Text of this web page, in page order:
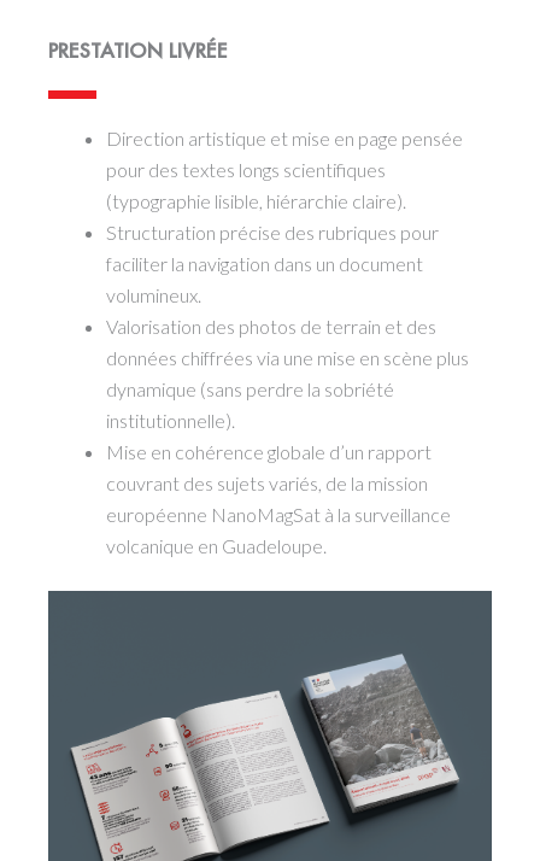
PRESTATION LIVRÉE
Direction artistique et mise en page pensée
pour des textes longs scientifiques
(typographie lisible, hiérarchie claire).
Structuration précise des rubriques pour
faciliter la navigation dans un document
volumineux.
Valorisation des photos de terrain et des
données chiffrées via une mise en scène plus
dynamique (sans perdre la sobriété
institutionnelle).
Mise en cohérence globale d’un rapport
couvrant des sujets variés, de la mission
européenne NanoMagSat à la surveillance
volcanique en Guadeloupe.